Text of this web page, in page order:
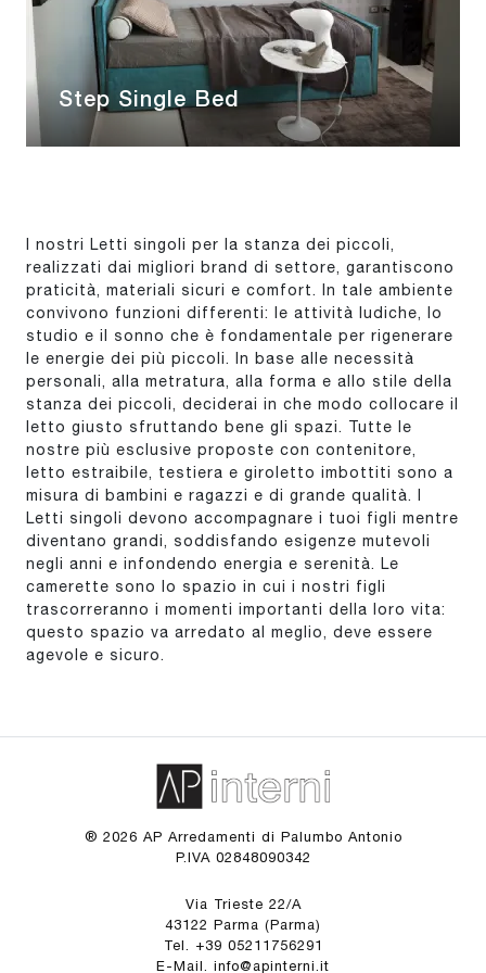
Step Single Bed
I nostri Letti singoli per la stanza dei piccoli,
realizzati dai migliori brand di settore, garantiscono
praticità, materiali sicuri e comfort. In tale ambiente
convivono funzioni differenti: le attività ludiche, lo
studio e il sonno che è fondamentale per rigenerare
le energie dei più piccoli. In base alle necessità
personali, alla metratura, alla forma e allo stile della
stanza dei piccoli, deciderai in che modo collocare il
letto giusto sfruttando bene gli spazi. Tutte le
nostre più esclusive proposte con contenitore,
letto estraibile, testiera e giroletto imbottiti sono a
misura di bambini e ragazzi e di grande qualità. I
Letti singoli devono accompagnare i tuoi figli mentre
diventano grandi, soddisfando esigenze mutevoli
negli anni e infondendo energia e serenità. Le
camerette sono lo spazio in cui i nostri figli
trascorreranno i momenti importanti della loro vita:
questo spazio va arredato al meglio, deve essere
agevole e sicuro.
® 2026 AP Arredamenti di Palumbo Antonio
P.IVA 02848090342
Via Trieste 22/A
43122 Parma (Parma)
Tel. +39 05211756291
E-Mail. info@apinterni.it